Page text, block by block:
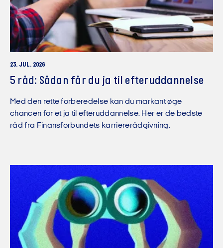
23. JUL. 2026
5 råd: Sådan får du ja til efteruddannelse
Med den rette forberedelse kan du markant øge
chancen for et ja til efteruddannelse. Her er de bedste
råd fra Finansforbundets karriererådgivning.